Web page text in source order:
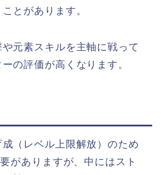
とがあります。
元素スキルを主軸に戦って
の評価が高くなります。
（レベル上限解放）のため
がありますが、中にはスト